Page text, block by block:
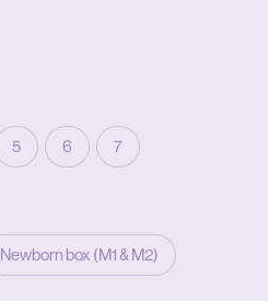
5 6 7
Newborn box (M1 & M2)